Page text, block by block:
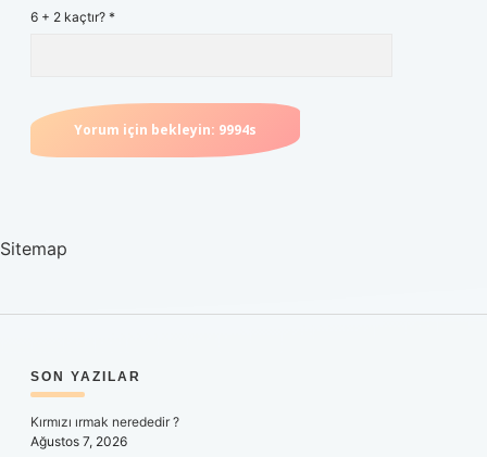
6 + 2 kaçtır? *
Sitemap
SIDEBAR
SON YAZILAR
Kırmızı ırmak nerededir ?
Ağustos 7, 2026